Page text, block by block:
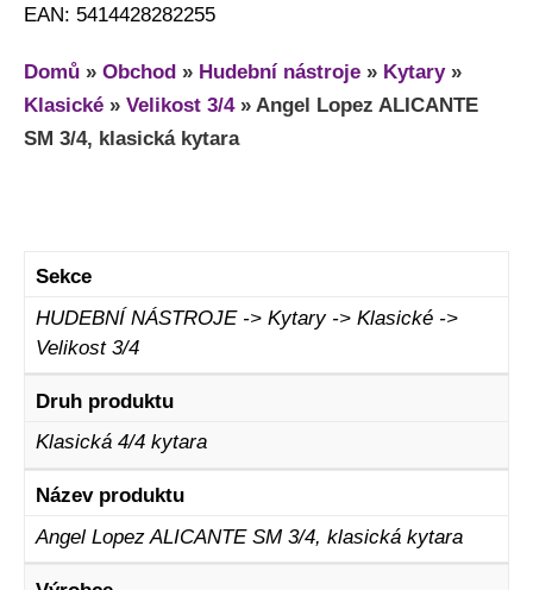
EAN: 5414428282255
Domů » Obchod » Hudební nástroje » Kytary»
Klasické » Velikost 3/4» Angel Lopez ALICANTE
SM 3/4, klasická kytara
Sekce
HUDEBNÍ NÁSTROJE -> Kytary -> Klasické ->
Velikost 3/4
Druh produktu
Klasická 4/4 kytara
Název produktu
Angel Lopez ALICANTE SM 3/4, klasická kytara